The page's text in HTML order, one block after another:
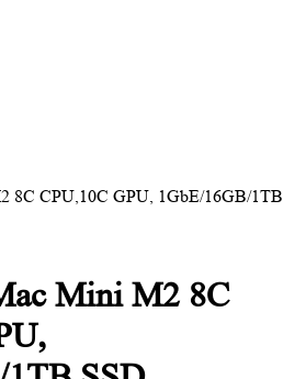
8C CPU,10C GPU, 1GbE/16GB/1TB
Mini M2 8C